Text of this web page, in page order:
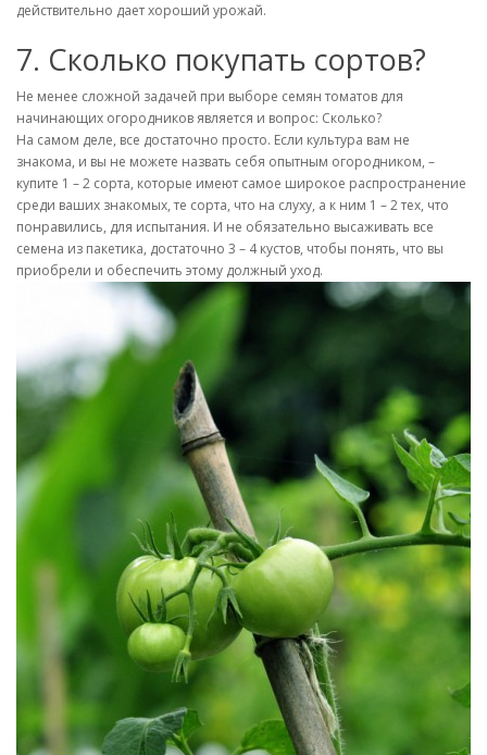
действительно дает хороший урожай.
7. Сколько покупать сортов?
Не менее сложной задачей при выборе семян томатов для
начинающих огородников является и вопрос: Сколько?
На самом деле, все достаточно просто. Если культура вам не
знакома, и вы не можете назвать себя опытным огородником, –
купите 1 – 2 сорта, которые имеют самое широкое распространение
среди ваших знакомых, те сорта, что на слуху, а к ним 1 – 2 тех, что
понравились, для испытания. И не обязательно высаживать все
семена из пакетика, достаточно 3 – 4 кустов, чтобы понять, что вы
приобрели и обеспечить этому должный уход.